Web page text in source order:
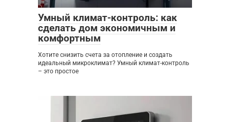
Умный климат-контроль: как
сделать дом экономичным и
комфортным
Хотите снизить счета за отопление и создать
идеальный микроклимат? Умный климат-контроль
– это простое